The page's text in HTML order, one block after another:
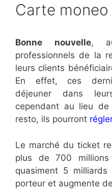
Carte
Bonne nouvelle,
professionnels de la
leurs clients
En effet, ces
déjeuner dans
cependant au lieu
resto, ils pourront
Le marché du ticket
plus de 700
quasiment 5 milliards
porteur et augmente